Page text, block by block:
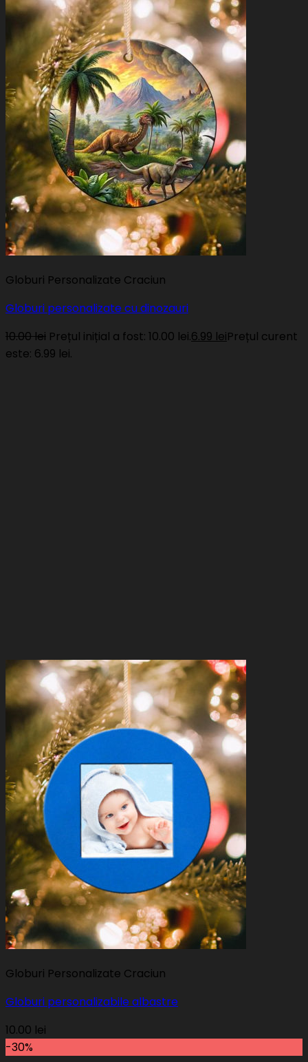
Globuri Personalizate Craciun
Globuri personalizate cu dinozauri
10.00lei Prețul inițial a fost: 10.00 lei.6.99 leiPrețul curent
este: 6.99 lei.
Globuri Personalizate Craciun
Globuri personalizabile albastre
10.00 lei
-30%